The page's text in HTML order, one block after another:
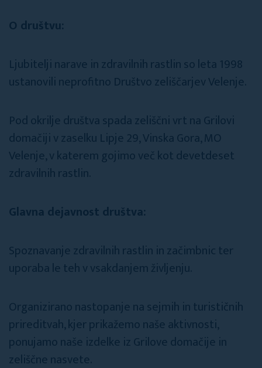
O društvu:
Ljubitelji narave in zdravilnih rastlin so leta 1998
ustanovili neprofitno Društvo zeliščarjev Velenje.
Pod okrilje društva spada zeliščni vrt na Grilovi
domačiji v zaselku Lipje 29, Vinska Gora, MO
Velenje, v katerem gojimo več kot devetdeset
zdravilnih rastlin.
Glavna dejavnost društva:
Spoznavanje zdravilnih rastlin in začimbnic ter
uporaba le teh v vsakdanjem življenju.
Organizirano nastopanje na sejmih in turističnih
prireditvah, kjer prikažemo naše aktivnosti,
ponujamo naše izdelke iz Grilove domačije in
zeliščne nasvete.